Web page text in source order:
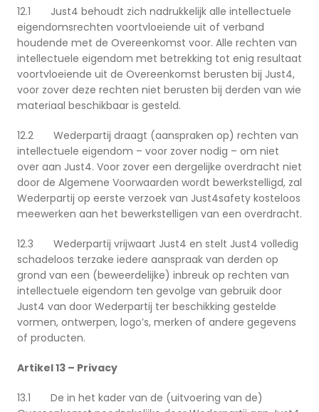
12.1 Just4 behoudt zich nadrukkelijk alle intellectuele
eigendomsrechten voortvloeiende uit of verband
houdende met de Overeenkomst voor. Alle rechten van
intellectuele eigendom met betrekking tot enig resultaat
voortvloeiende uit de Overeenkomst berusten bij Just4,
voor zover deze rechten niet berusten bij derden van wie
materiaal beschikbaar is gesteld.
12.2 Wederpartij draagt (aanspraken op) rechten van
intellectuele eigendom – voor zover nodig – om niet
over aan Just4. Voor zover een dergelijke overdracht niet
door de Algemene Voorwaarden wordt bewerkstelligd, zal
Wederpartij op eerste verzoek van Just4safety kosteloos
meewerken aan het bewerkstelligen van een overdracht.
12.3 Wederpartij vrijwaart Just4 en stelt Just4 volledig
schadeloos terzake iedere aanspraak van derden op
grond van een (beweerdelijke) inbreuk op rechten van
intellectuele eigendom ten gevolge van gebruik door
Just4 van door Wederpartij ter beschikking gestelde
vormen, ontwerpen, logo’s, merken of andere gegevens
of producten.
Artikel 13 – Privacy
13.1 De in het kader van de (uitvoering van de)